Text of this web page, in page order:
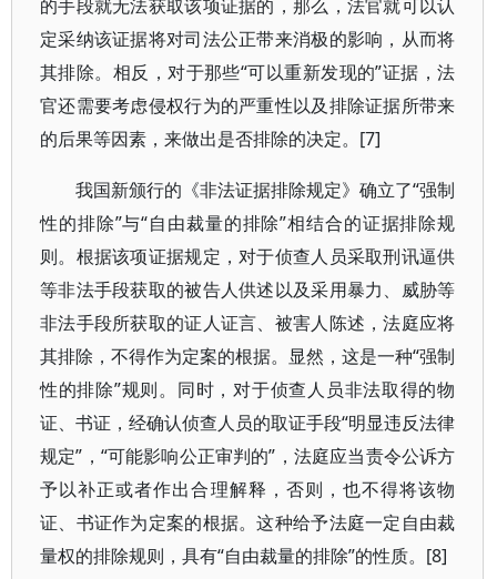
的手段就无法获取该项证据的，那么，法官就可以认
定采纳该证据将对司法公正带来消极的影响，从而将
其排除。相反，对于那些“可以重新发现的”证据，法
官还需要考虑侵权行为的严重性以及排除证据所带来
的后果等因素，来做出是否排除的决定。[7]
我国新颁行的《非法证据排除规定》确立了“强制
性的排除”与“自由裁量的排除”相结合的证据排除规
则。根据该项证据规定，对于侦查人员采取刑讯逼供
等非法手段获取的被告人供述以及采用暴力、威胁等
非法手段所获取的证人证言、被害人陈述，法庭应将
其排除，不得作为定案的根据。显然，这是一种“强制
性的排除”规则。同时，对于侦查人员非法取得的物
证、书证，经确认侦查人员的取证手段“明显违反法律
规定”，“可能影响公正审判的”，法庭应当责令公诉方
予以补正或者作出合理解释，否则，也不得将该物
证、书证作为定案的根据。这种给予法庭一定自由裁
量权的排除规则，具有“自由裁量的排除”的性质。[8]